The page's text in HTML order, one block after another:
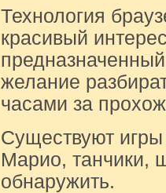
Технология
красивый
желание
часами за
Существуют игры
Марио, танчики,
обнаружить.